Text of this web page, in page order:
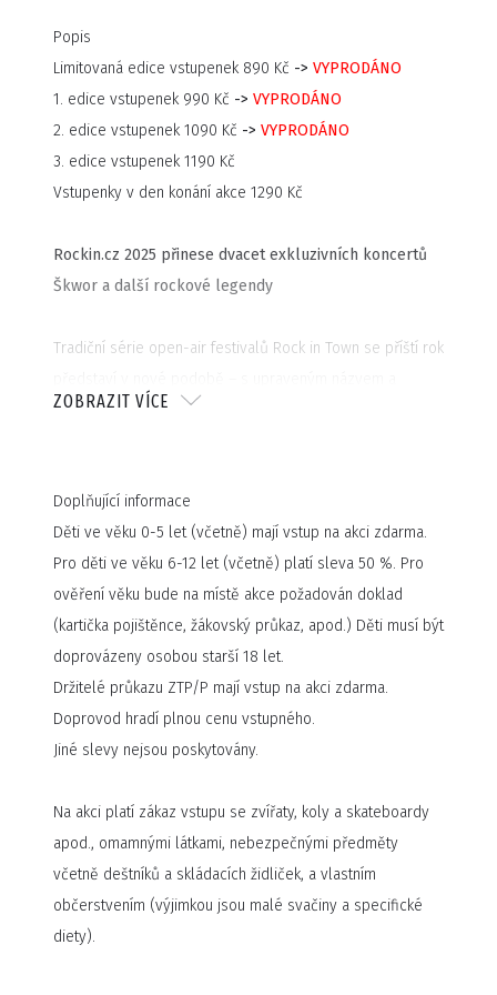
Popis
Limitovaná edice vstupenek 890 Kč -> VYPRODÁNO
1. edice vstupenek 990 Kč -> VYPRODÁNO
2. edice vstupenek 1090 Kč -> VYPRODÁNO
3. edice vstupenek 1190 Kč
Vstupenky v den konání akce 1290 Kč
Rockin.cz 2025 přinese dvacet exkluzivních koncertů
Škwor a další rockové legendy
Tradiční série open-air festivalů Rock in Town se příští rok
rozšířeným počtem zastávek! Rockin.cz 2025 projede od
různých místech doprovodí další velká jména jako
Olympic, Walda Gang, Panoptiko, Arakain a Helenine Oči.
Na dvaceti vybraných koncertních lokalitách se po celé
léto odehrají jednodenní rockové festivaly s exkluzivními
vystoupeními, velkolepou scénou, speciálními efekty a
špičkovou technikou. Důraz bude kladen také na komfortní
zázemí návštěvníků, což potvrzují dlouhodobě pozitivní
ohlasy.
Kompletní seznam míst najdete na stránkách
Budějovice, Pardubice a Olomouc, ani tradiční amfiteátry v
Lokti, Příbrami a na Konopišti. Fanoušci se mohou těšit i na
skryté poklady, jako jsou protivínský a hlinecký pivovar či
zámek Moravský Krumlov.
Kapela Škwor si Rockin.cz zvolila pro svá exkluzivní
ZOBRAZIT VÍCE
Doplňující informace
Děti ve věku 0-5 let (včetně) mají vstup na akci zdarma.
Pro děti ve věku 6-12 let (včetně) platí sleva 50 %. Pro
ověření věku bude na místě akce požadován doklad
(kartička pojištěnce, žákovský průkaz, apod.) Děti musí být
doprovázeny osobou starší 18 let.
Držitelé průkazu ZTP/P mají vstup na akci zdarma.
Doprovod hradí plnou cenu vstupného.
Jiné slevy nejsou poskytovány.
Na akci platí zákaz vstupu se zvířaty, koly a skateboardy
apod., omamnými látkami, nebezpečnými předměty
včetně deštníků a skládacích židliček, a vlastním
občerstvením (výjimkou jsou malé svačiny a specifické
diety).